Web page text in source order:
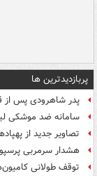
پربازدیدترین ها
پدر شاهرودی پس
سامانه ضد موشکی
تصاویر جدید از
هشدار سرمربی
توقف طولانی